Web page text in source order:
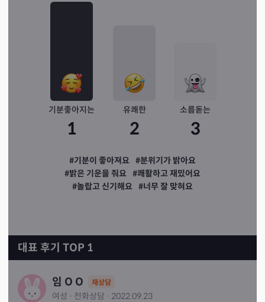
기분좋아지는
1
유쾌한
2
소름돋는
3
#기분이 좋아져요 #분위기가 밝아요
#밝은 기운을 줘요 #쾌활하고 재밌어요
#놀랍고 신기해요 #너무 잘 맞혀요
대표 후기 TOP 1
임 O O 재상담
여성 · 전화상담 · 2022.09.23